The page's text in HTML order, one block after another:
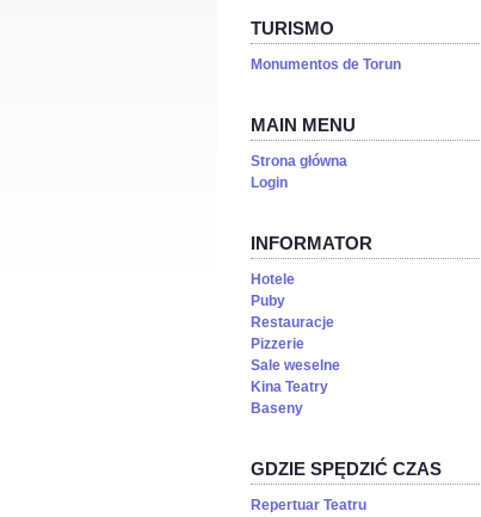
TURISMO
Monumentos de Torun
MAIN MENU
Strona główna
Login
INFORMATOR
Hotele
Puby
Restauracje
Pizzerie
Sale weselne
Kina Teatry
Baseny
GDZIE SPĘDZIĆ CZAS
Repertuar Teatru